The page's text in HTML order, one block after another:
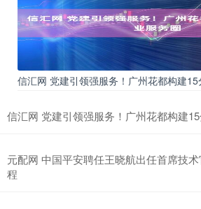
信汇网 党建引领强服务！广州花都构建
信汇网 党建引领强服务！广州花都构建
元配网 中国平安聘任王晓航出任首席技
程